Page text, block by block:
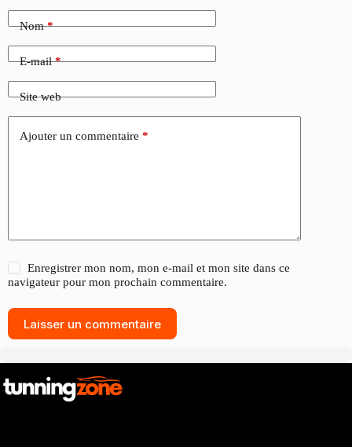
Nom*
E-mail*
Site web
Ajouter un commentaire *
Enregistrer mon nom, mon e-mail et mon site dans ce
navigateur pour mon prochain commentaire.
Laisser un commentaire